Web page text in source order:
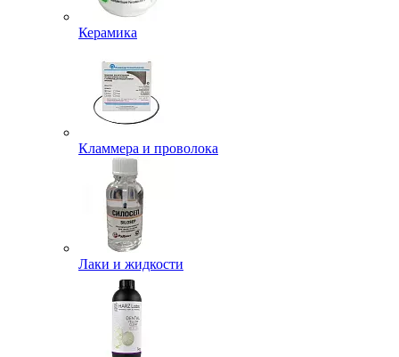
Керамика
Кламмера и проволока
Лаки и жидкости